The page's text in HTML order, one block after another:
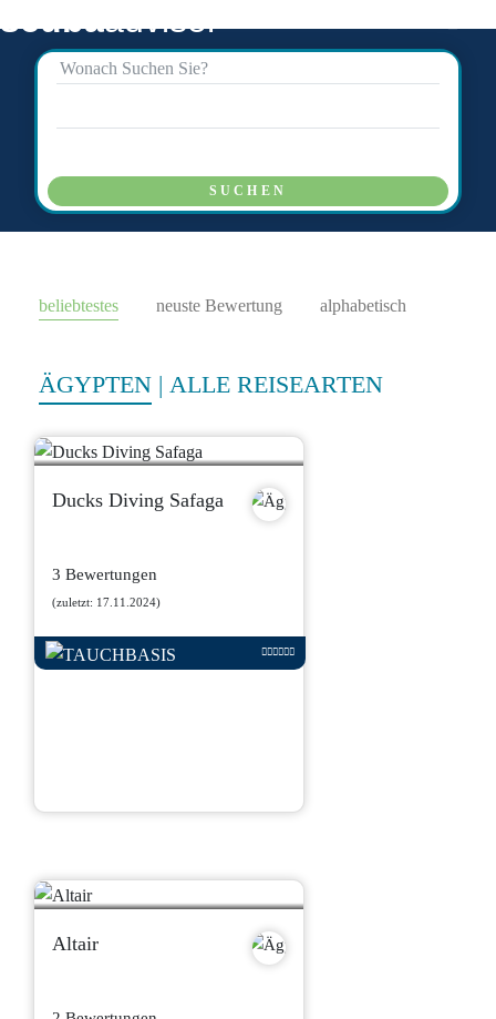
scubaadvisor
SUCHEN
beliebtestes neuste Bewertung alphabetisch
ÄGYPTEN | ALLE REISEARTEN
Ducks Diving Safaga
3 Bewertungen
(zuletzt: 17.11.2024)
Altair